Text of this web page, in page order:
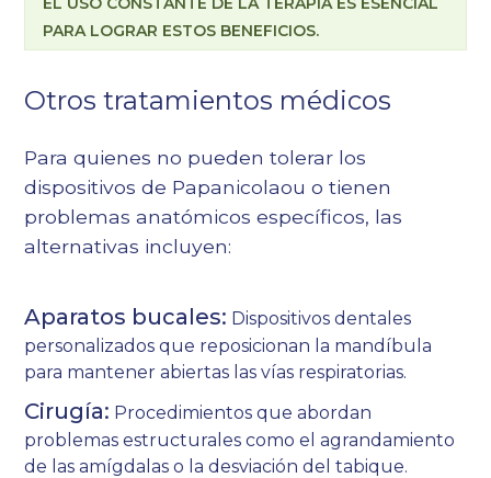
PARA LOGRAR ESTOS BENEFICIOS.
Otros tratamientos médicos
Para quienes no pueden tolerar los
dispositivos de Papanicolaou o tienen
problemas anatómicos específicos, las
alternativas incluyen:
Aparatos bucales: Dispositivos dentales
personalizados que reposicionan la mandíbula
para mantener abiertas las vías respiratorias.
Cirugía: Procedimientos que abordan
problemas estructurales como el agrandamiento
de las amígdalas o la desviación del tabique.